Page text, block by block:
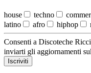
house techno
latino
afro hiphop
Consenti a Discoteche
inviarti gli aggiornamenti
Iscriviti